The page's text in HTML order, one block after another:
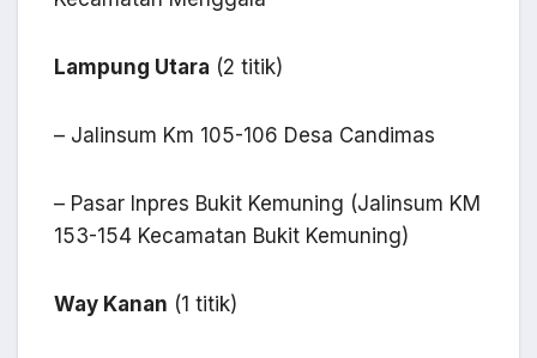
Lampung Utara (2 titik)
– Jalinsum Km 105-106 Desa Candimas
– Pasar Inpres Bukit Kemuning (Jalinsum KM
153-154 Kecamatan Bukit Kemuning)
Way Kanan (1 titik)